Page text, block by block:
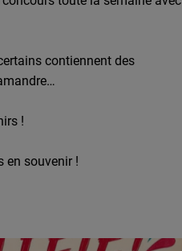
contiennent des
!
en souvenir !